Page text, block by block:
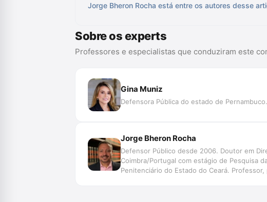
Jorge Bheron Rocha está entre os autores desse
Sobre os experts
Professores e especialistas que conduziram este
Gina Muniz
Defensora Pública do estado de
Jorge Bheron Rocha
Defensor Público desde 2006. Doutor em
Coimbra/Portugal com estágio de Pesquisa
Penitenciário do Estado do Ceará.